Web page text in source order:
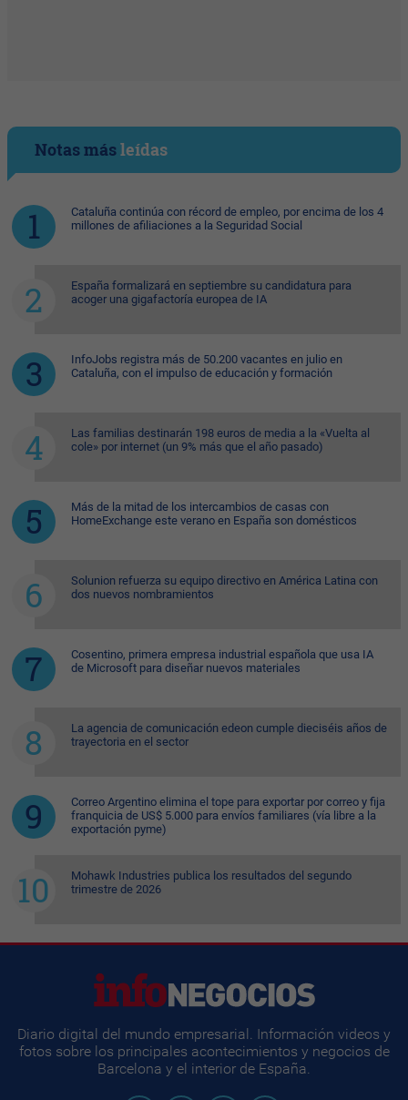
Notas másleídas
Cataluña continúa con récord de empleo, por encima de los 4
millones de afiliaciones a la Seguridad Social
España formalizará en septiembre su candidatura para
acoger una gigafactoría europea de IA
InfoJobs registra más de 50.200 vacantes en julio en
Cataluña, con el impulso de educación y formación
Las familias destinarán 198 euros de media a la «Vuelta al
cole» por internet (un 9% más que el año pasado)
Más de la mitad de los intercambios de casas con
HomeExchange este verano en España son domésticos
Solunion refuerza su equipo directivo en América Latina con
dos nuevos nombramientos
Cosentino, primera empresa industrial española que usa IA
de Microsoft para diseñar nuevos materiales
La agencia de comunicación edeon cumple dieciséis años de
trayectoria en el sector
Correo Argentino elimina el tope para exportar por correo y fija
franquicia de US$ 5.000 para envíos familiares (vía libre a la
exportación pyme)
Mohawk Industries publica los resultados del segundo
trimestre de 2026
Diario digital del mundo empresarial. Información videos y
fotos sobre los principales acontecimientos y negocios de
Barcelona y el interior de España.